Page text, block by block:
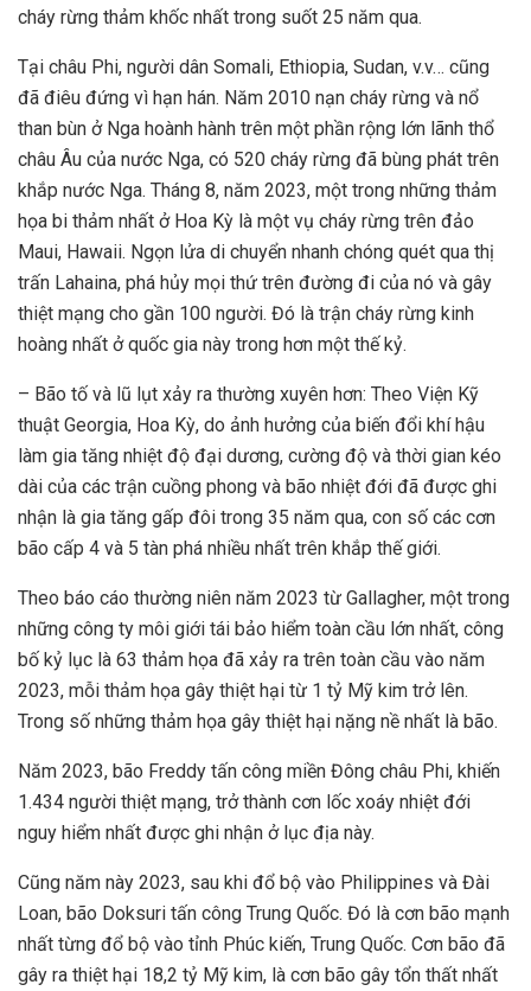
cháy rừng thảm khốc nhất trong suốt 25 năm qua.
Tại châu Phi, người dân Somali, Ethiopia, Sudan, v.v… cũng
đã điêu đứng vì hạn hán. Năm 2010 nạn cháy rừng và nổ
than bùn ở Nga hoành hành trên một phần rộng lớn lãnh thổ
châu Âu của nước Nga, có 520 cháy rừng đã bùng phát trên
khắp nước Nga. Tháng 8, năm 2023, một trong những thảm
họa bi thảm nhất ở Hoa Kỳ là một vụ cháy rừng trên đảo
Maui, Hawaii. Ngọn lửa di chuyển nhanh chóng quét qua thị
trấn Lahaina, phá hủy mọi thứ trên đường đi của nó và gây
thiệt mạng cho gần 100 người. Đó là trận cháy rừng kinh
hoàng nhất ở quốc gia này trong hơn một thế kỷ.
– Bão tố và lũ lụt xảy ra thường xuyên hơn: Theo Viện Kỹ
thuật Georgia, Hoa Kỳ, do ảnh hưởng của biến đổi khí hậu
làm gia tăng nhiệt độ đại dương, cường độ và thời gian kéo
dài của các trận cuồng phong và bão nhiệt đới đã được ghi
nhận là gia tăng gấp đôi trong 35 năm qua, con số các cơn
bão cấp 4 và 5 tàn phá nhiều nhất trên khắp thế giới.
Theo báo cáo thường niên năm 2023 từ Gallagher, một trong
những công ty môi giới tái bảo hiểm toàn cầu lớn nhất, công
bố kỷ lục là 63 thảm họa đã xảy ra trên toàn cầu vào năm
2023, mỗi thảm họa gây thiệt hại từ 1 tỷ Mỹ kim trở lên.
Trong số những thảm họa gây thiệt hại nặng nề nhất là bão.
Năm 2023, bão Freddy tấn công miền Đông châu Phi, khiến
1.434 người thiệt mạng, trở thành cơn lốc xoáy nhiệt đới
nguy hiểm nhất được ghi nhận ở lục địa này.
Cũng năm này 2023, sau khi đổ bộ vào Philippines và Đài
Loan, bão Doksuri tấn công Trung Quốc. Đó là cơn bão mạnh
nhất từng đổ bộ vào tỉnh Phúc kiến, Trung Quốc. Cơn bão đã
gây ra thiệt hại 18,2 tỷ Mỹ kim, là cơn bão gây tổn thất nhất